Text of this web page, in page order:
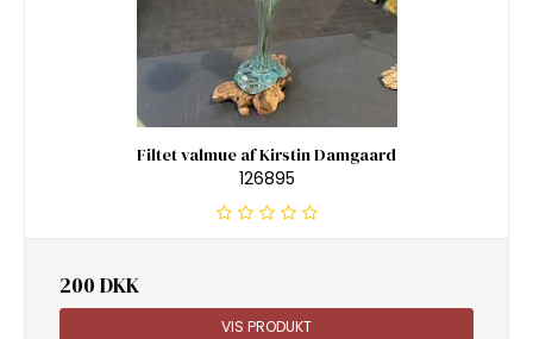
Filtet valmue af Kirstin Damgaard
126895
200 DKK
VIS PRODUKT